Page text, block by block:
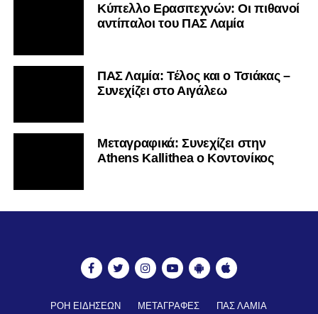
Κύπελλο Ερασιτεχνών: Οι πιθανοί
αντίπαλοι του ΠΑΣ Λαμία
ΠΑΣ Λαμία: Τέλος και ο Τσιάκας –
Συνεχίζει στο Αιγάλεω
Mεταγραφικά: Συνεχίζει στην
Athens Kallithea ο Κοντονίκος
ΡΟΗ ΕΙΔΗΣΕΩΝ ΜΕΤΑΓΡΑΦΕΣ
ΠΑΣ ΛΑΜΙΑ